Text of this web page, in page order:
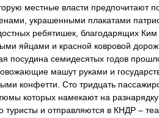
местные власти предпочитают
украшенными плакатами
ребятишек, благодарящих
яйцами и красной ковровой
посудина семидесятых годов
машут руками и
конфетти. Сто тридцать
которых намекают на
туристы и отправляются в КНДР –